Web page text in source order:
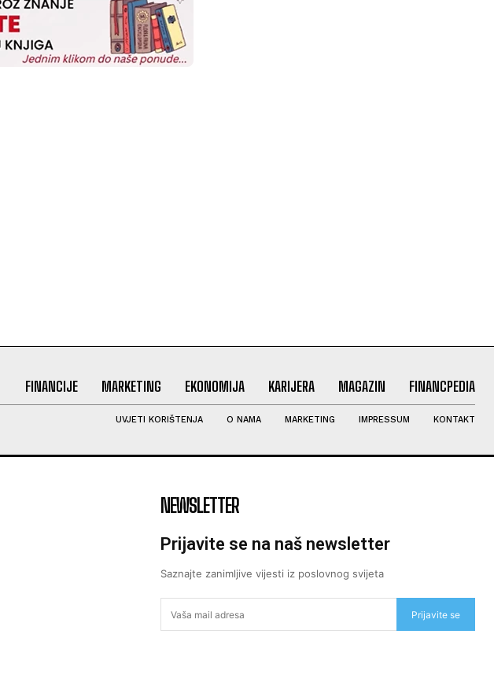
FINANCIJE MARKETING EKONOMIJA KARIJERA MAGAZIN FINANCPEDIA
UVJETI KORIŠTENJA O NAMA MARKETING IMPRESSUM KONTAKT
NEWSLETTER
Prijavite se na naš newsletter
Saznajte zanimljive vijesti iz poslovnog svijeta
Prijavite se